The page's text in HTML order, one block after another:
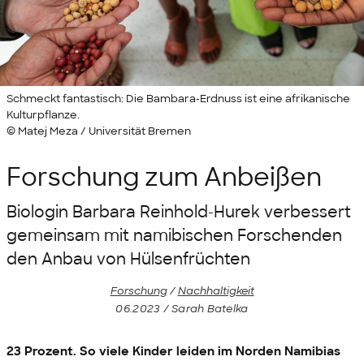
Schmeckt fantastisch: Die Bambara-Erdnuss ist eine afrikanische
Kulturpflanze.
© Matej Meza / Universität Bremen
Forschung zum Anbeißen
Biologin Barbara Reinhold-Hurek verbessert
gemeinsam mit namibischen Forschenden
den Anbau von Hülsenfrüchten
Forschung/Nachhaltigkeit
06.2023 / Sarah Batelka
23 Prozent. So viele Kinder leiden im Norden Namibias